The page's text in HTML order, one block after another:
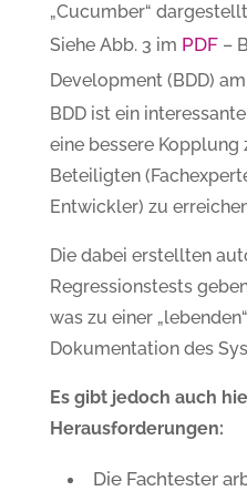
„Cucumber“
Siehe Abb. 3 im PDF –
Development (BDD)
BDD ist ein
eine bessere Kopplung
Beteiligten
Entwickler) zu
Die dabei erstellten
Regressionstests
was zu einer
Dokumentation des
Es gibt jedoch auch
Herausforderungen:
Die Fachtester